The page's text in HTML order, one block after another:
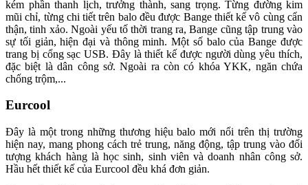
kém phần thanh lịch, trưởng thành, sang trọng. Từng đường kim
mũi chỉ, từng chi tiết trên balo đều được Bange thiết kế vô cùng cẩn
thận, tinh xảo. Ngoài yếu tố thời trang ra, Bange cũng tập trung vào
sự tối giản, hiện đại và thông minh. Một số balo của Bange được
trang bị cổng sạc USB. Đây là thiết kế được người dùng yêu thích,
đặc biệt là dân công sở. Ngoài ra còn có khóa YKK, ngăn chứa
chống trộm,...
Eurcool
Đây là một trong những thương hiệu balo mới nổi trên thị trường
hiện nay, mang phong cách trẻ trung, năng động, tập trung vào đối
tượng khách hàng là học sinh, sinh viên và doanh nhân công sở.
Hầu hết thiết kế của Eurcool đều khá đơn giản.